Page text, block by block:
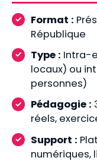
Format :
République
Type : Intra-
locaux) ou
personnes)
Pédagogie :
réels,
Support :
numériques,